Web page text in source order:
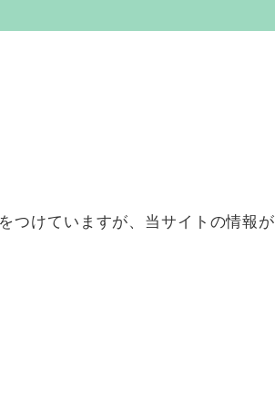
つけていますが、当サイトの情報が